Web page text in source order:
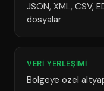
JSON, XML, CSV,
dosyalar
VERI YERLEŞIMI
Bölgeye özel